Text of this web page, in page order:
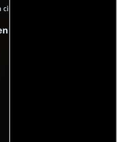
Cineyseries.net